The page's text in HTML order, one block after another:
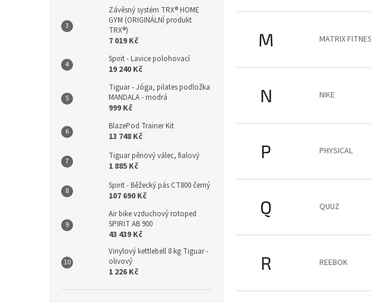
Závěsný systém TRX® HOME
GYM (ORIGINÁLNÍ produkt
TRX®)
7 019 Kč
Spirit - Lavice polohovací
19 240 Kč
Tiguar - Jóga, pilates podložka
MANDALA - modrá
999 Kč
BlazePod Trainer Kit
13 748 Kč
Tiguar pěnový válec, fialový
1 885 Kč
Spirit - Běžecký pás CT800 černý
107 690 Kč
Air bike vzduchový rotoped
SPIRIT AB 900
43 439 Kč
Vinylový kettlebell 8 kg Tiguar -
olivový
1 226 Kč
M MATRIX
N NIKE
P PHYSICAL
Q QUUZ
R REEBOK